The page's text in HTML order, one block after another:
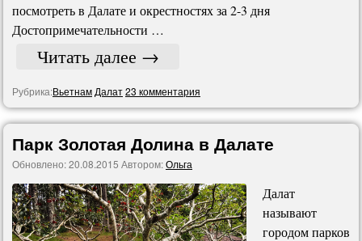
посмотреть в Далате и окрестностях за 2-3 дня
Достопримечательности …
Читать далее →
Рубрика:Вьетнам Далат23 комментария
Парк Золотая Долина в Далате
Обновлено:20.08.2015 Автором:Ольга
Далат
называют
городом парков